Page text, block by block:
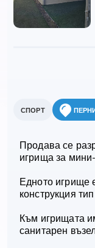
СПОРТ
Продава се
игрища за
Едното игрище
конструкция
Към игрищата
санитарен